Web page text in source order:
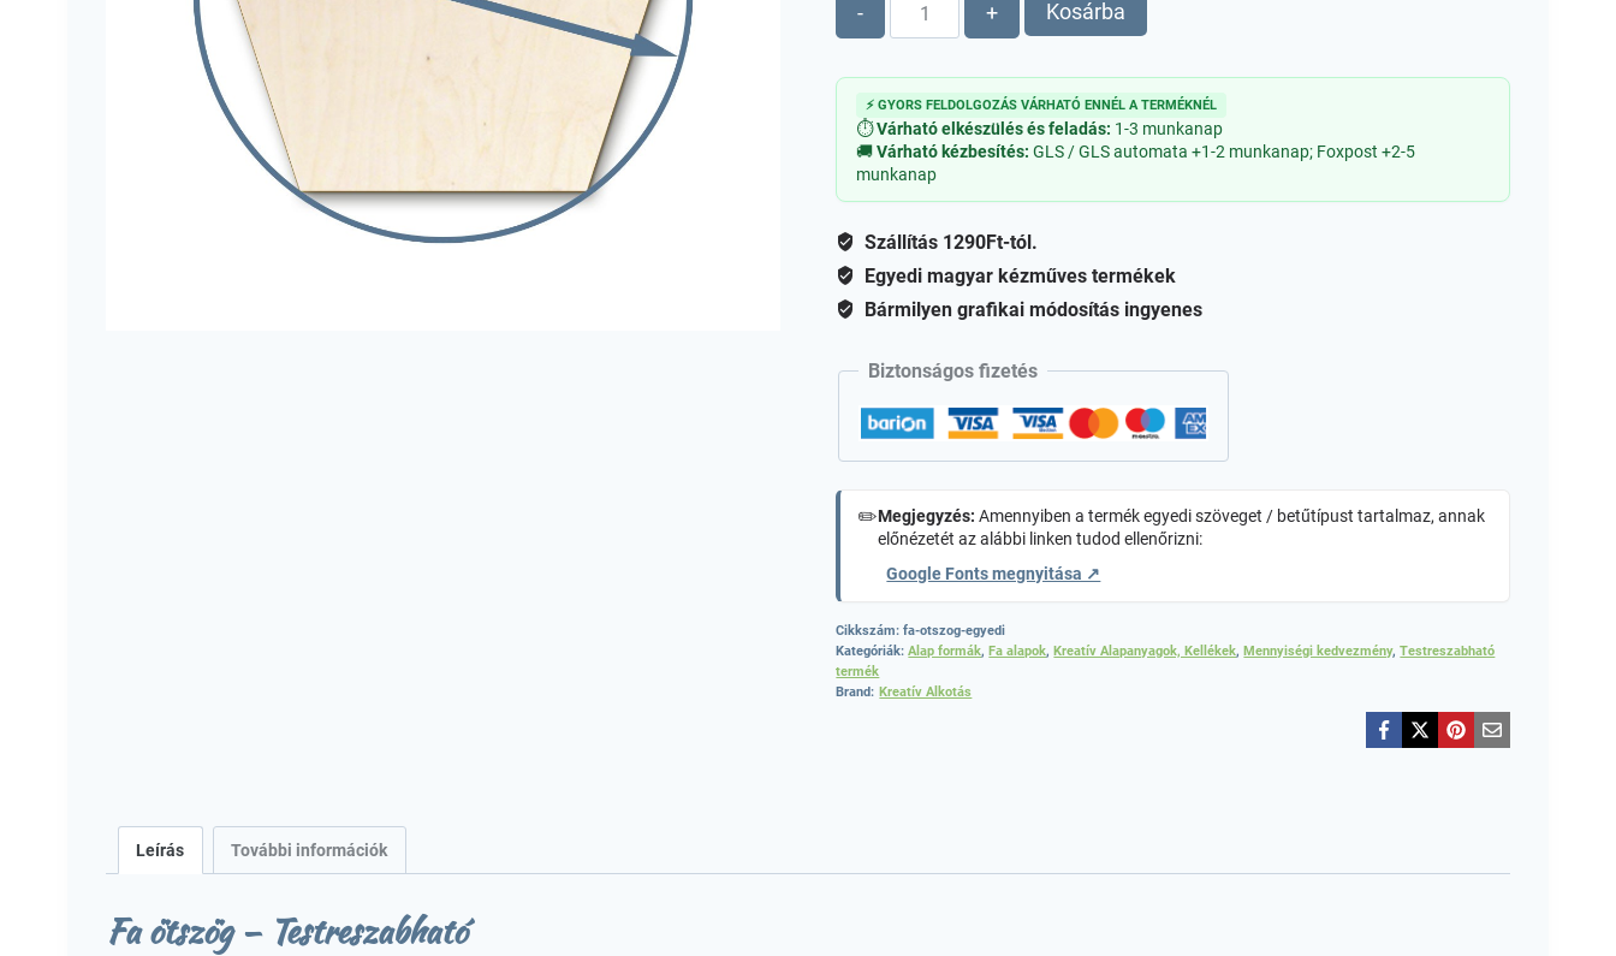
-
ötszög
Testreszabható
mennyiség
+ Kosárba
⚡ GYORS FELDOLGOZÁS VÁRHATÓ ENNÉL A TERMÉKNÉL
⏱Várható elkészülés és feladás: 1-3 munkanap
🚚Várható kézbesítés: GLS / GLS automata +1-2 munkanap; Foxpost +2-5
munkanap
Szállítás 1290Ft-tól.
Egyedi magyar kézműves termékek
Bármilyen grafikai módosítás ingyenes
Biztonságos fizetés
✏️Megjegyzés: Amennyiben a termék egyedi szöveget / betűtípust tartalmaz, annak
előnézetét az alábbi linken tudod ellenőrizni:
Google Fonts megnyitása ↗
Cikkszám:fa-otszog-egyedi
Kategóriák:Alap formák, Fa alapok, Kreatív Alapanyagok, Kellékek, Mennyiségi kedvezmény,Testreszabható
termék
Brand: Kreatív Alkotás
Leírás További információk
Fa ötszög – Testreszabható